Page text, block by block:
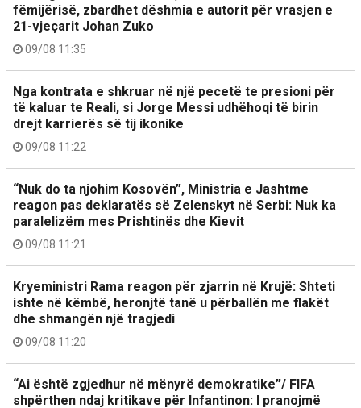
fëmijërisë, zbardhet dëshmia e autorit për vrasjen e
21-vjeçarit Johan Zuko
09/08 11:35
Nga kontrata e shkruar në një pecetë te presioni për
të kaluar te Reali, si Jorge Messi udhëhoqi të birin
drejt karrierës së tij ikonike
09/08 11:22
“Nuk do ta njohim Kosovën”, Ministria e Jashtme
reagon pas deklaratës së Zelenskyt në Serbi: Nuk ka
paralelizëm mes Prishtinës dhe Kievit
09/08 11:21
Kryeministri Rama reagon për zjarrin në Krujë: Shteti
ishte në këmbë, heronjtë tanë u përballën me flakët
dhe shmangën një tragjedi
09/08 11:20
“Ai është zgjedhur në mënyrë demokratike”/ FIFA
shpërthen ndaj kritikave për Infantinon: I pranojmë